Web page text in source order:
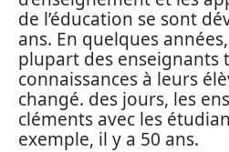
de l’éducation se sont
ans. En quelques
plupart des enseignants
connaissances à leurs
changé. des jours, les
cléments avec les
exemple, il y a 50 ans.